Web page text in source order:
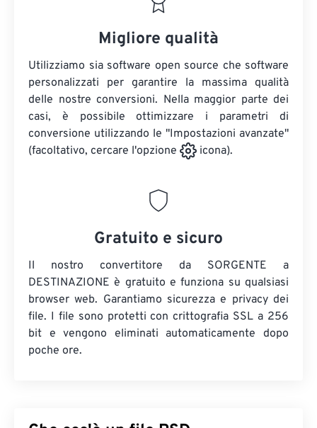
Migliore qualità
Utilizziamo sia software open source che software
personalizzati per garantire la massima qualità
delle nostre conversioni. Nella maggior parte dei
casi, è possibile ottimizzare i parametri di
conversione utilizzando le "Impostazioni avanzate"
(facoltativo, cercare l'opzione
icona).
Gratuito e sicuro
Il nostro convertitore da SORGENTE a
DESTINAZIONE è gratuito e funziona su qualsiasi
browser web. Garantiamo sicurezza e privacy dei
file. I file sono protetti con crittografia SSL a 256
bit e vengono eliminati automaticamente dopo
poche ore.